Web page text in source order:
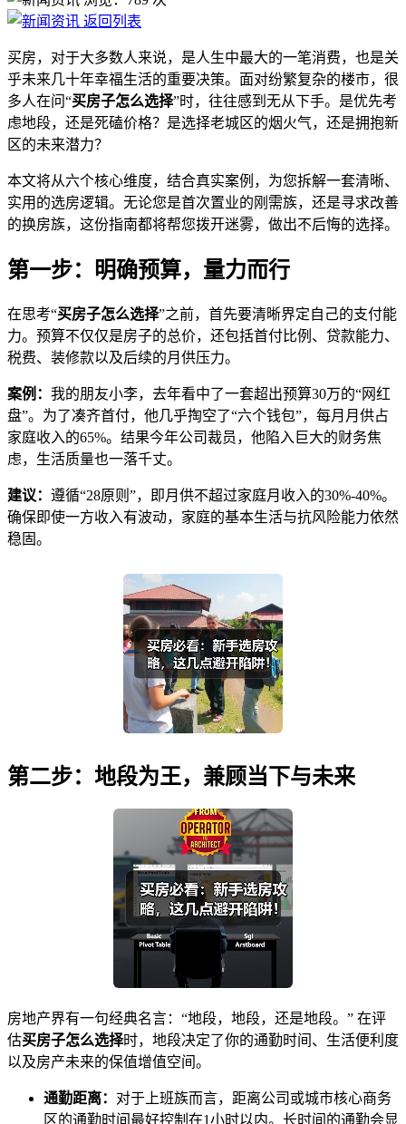
返回列表
买房，对于大多数人来说，是人生中最大的一笔消费，也是关
乎未来几十年幸福生活的重要决策。面对纷繁复杂的楼市，很
多人在问“买房子怎么选择”时，往往感到无从下手。是优先考
虑地段，还是死磕价格？是选择老城区的烟火气，还是拥抱新
区的未来潜力？
本文将从六个核心维度，结合真实案例，为您拆解一套清晰、
实用的选房逻辑。无论您是首次置业的刚需族，还是寻求改善
的换房族，这份指南都将帮您拨开迷雾，做出不后悔的选择。
第一步：明确预算，量力而行
在思考“买房子怎么选择”之前，首先要清晰界定自己的支付能
力。预算不仅仅是房子的总价，还包括首付比例、贷款能力、
税费、装修款以及后续的月供压力。
案例： 我的朋友小李，去年看中了一套超出预算30万的“网红
盘”。为了凑齐首付，他几乎掏空了“六个钱包”，每月月供占
家庭收入的65%。结果今年公司裁员，他陷入巨大的财务焦
虑，生活质量也一落千丈。
建议： 遵循“28原则”，即月供不超过家庭月收入的30%-40%。
确保即使一方收入有波动，家庭的基本生活与抗风险能力依然
稳固。
第二步：地段为王，兼顾当下与未来
房地产界有一句经典名言：“地段，地段，还是地段。” 在评
估买房子怎么选择时，地段决定了你的通勤时间、生活便利度
以及房产未来的保值增值空间。
通勤距离： 对于上班族而言，距离公司或城市核心商务
区的通勤时间最好控制在1小时以内。长时间的通勤会显